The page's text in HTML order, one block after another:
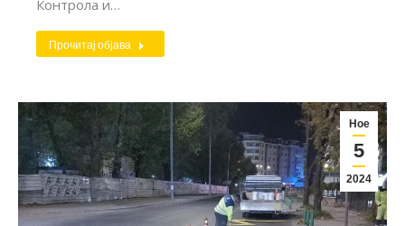
Контрола и…
Прочитај објава
Ное
5
2024